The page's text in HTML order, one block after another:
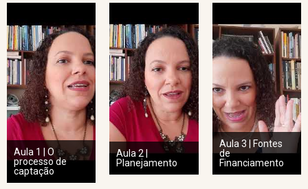
Aula 1 | O
processo de
captação
Aula 2 |
Planejamento
Aula 3 | Fontes
de
Financiamento